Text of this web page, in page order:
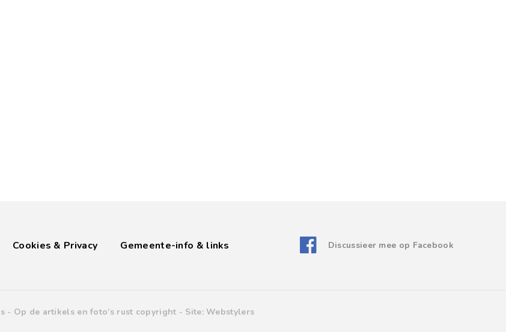
Cookies & Privacy Gemeente-info & links Discussieer mee op Facebook
- Op de artikels en foto’s rust copyright - Site: Webstylers